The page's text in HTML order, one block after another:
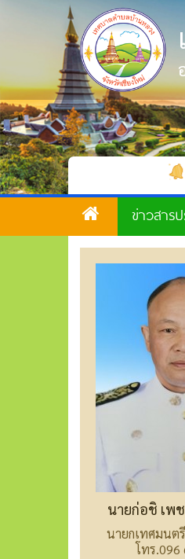
ยินดีต้อนรับเข้าสู่เว็
ข่าวสาร
นายก่อชิ เพ
นายกเทศมนต
โทร.096